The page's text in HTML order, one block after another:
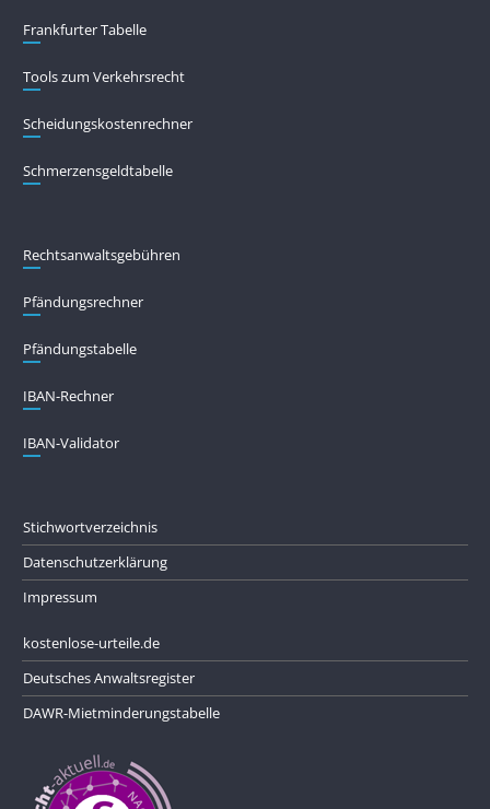
Frankfurter Tabelle
Tools zum Verkehrsrecht
Scheidungskostenrechner
Schmerzensgeldtabelle
Rechtsanwaltsgebühren
Pfändungs­rechner
Pfändungs­tabelle
IBAN-Rechner
IBAN-Validator
Stichwortverzeichnis
Datenschutzerklärung
Impressum
kostenlose-urteile.de
Deutsches Anwaltsregister
DAWR-Mietminderungstabelle